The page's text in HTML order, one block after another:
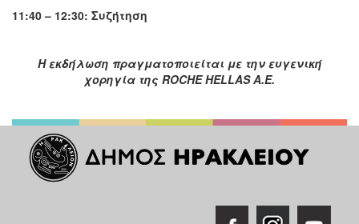
11:40 – 12:30: Συζήτηση
Η εκδήλωση πραγματοποιείται με την ευγενική
χορηγία της ROCHE HELLAS A.E.